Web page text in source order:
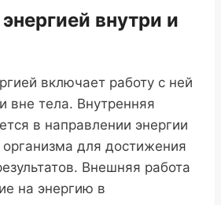
внутри и
включает работу с ней
вне тела. Внутренняя
в направлении энергии
для достижения
Внешняя работа
на энергию в